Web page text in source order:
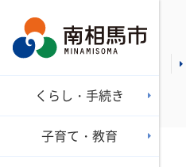
くらし・手続き
子育て・教育